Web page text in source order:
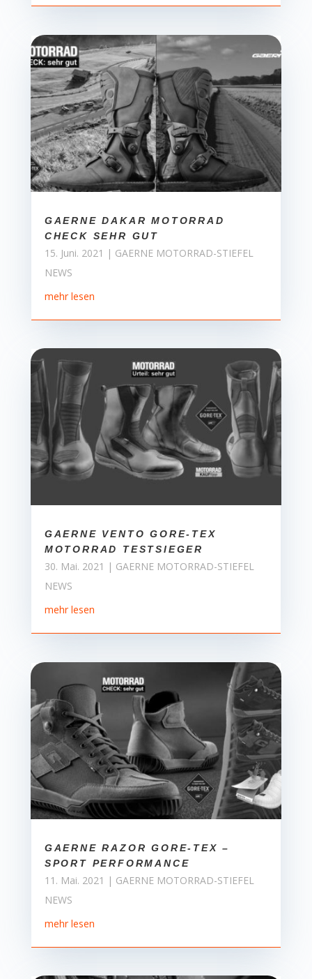
GAERNE DAKAR MOTORRAD
CHECK SEHR GUT
15. Juni. 2021 | GAERNE MOTORRAD-STIEFEL
NEWS
mehr lesen
GAERNE VENTO GORE-TEX
MOTORRAD TESTSIEGER
30. Mai. 2021 | GAERNE MOTORRAD-STIEFEL
NEWS
mehr lesen
GAERNE RAZOR GORE-TEX –
SPORT PERFORMANCE
11. Mai. 2021 | GAERNE MOTORRAD-STIEFEL
NEWS
mehr lesen